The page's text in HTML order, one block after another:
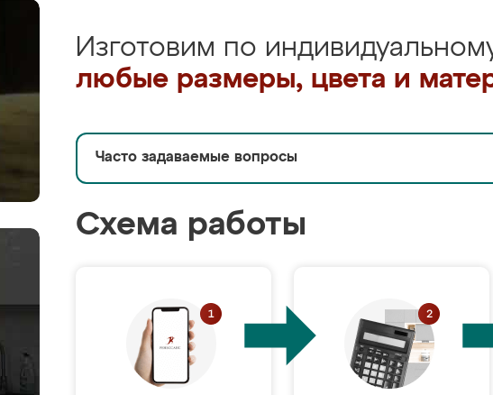
Изготовим по
любые размеры, цвета и
Часто задаваемые вопросы
Схема работы